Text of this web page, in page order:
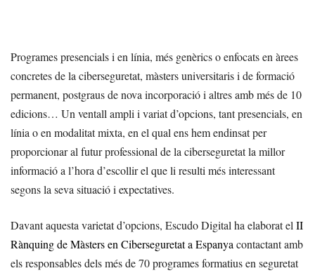
Programes presencials i en línia, més genèrics o enfocats en àrees
concretes de la ciberseguretat, màsters universitaris i de formació
permanent, postgraus de nova incorporació i altres amb més de 10
edicions… Un ventall ampli i variat d’opcions, tant presencials, en
línia o en modalitat mixta, en el qual ens hem endinsat per
proporcionar al futur professional de la ciberseguretat la millor
informació a l’hora d’escollir el que li resulti més interessant
segons la seva situació i expectatives.
Davant aquesta varietat d’opcions, Escudo Digital ha elaborat el II
Rànquing de Màsters en Ciberseguretat a Espanya contactant amb
els responsables dels més de 70 programes formatius en seguretat